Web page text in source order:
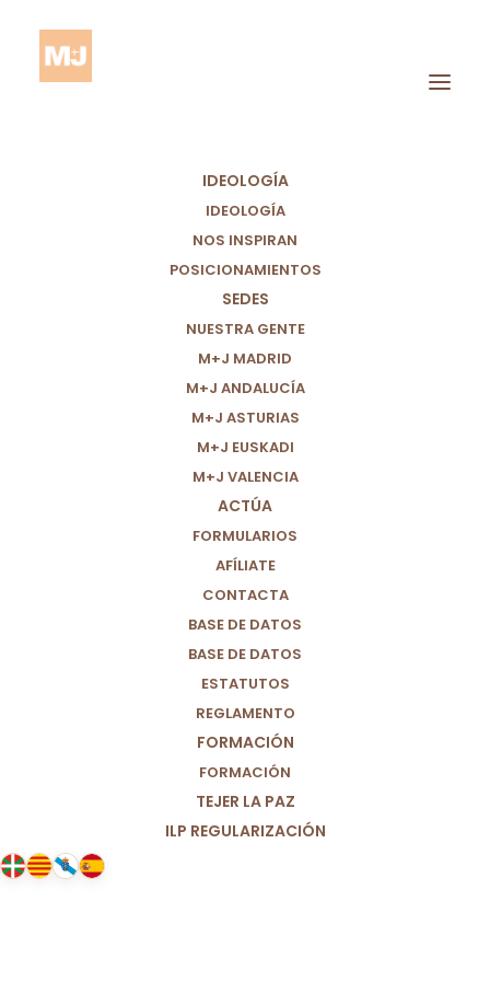
IDEOLOGÍA
IDEOLOGÍA
NOS INSPIRAN
POSICIONAMIENTOS
SEDES
NUESTRA GENTE
M+J MADRID
M+J ANDALUCÍA
M+J ASTURIAS
M+J EUSKADI
M+J VALENCIA
ACTÚA
FORMULARIOS
AFÍLIATE
CONTACTA
BASE DE DATOS
BASE DE DATOS
ESTATUTOS
REGLAMENTO
FORMACIÓN
FORMACIÓN
TEJER LA PAZ
ILP REGULARIZACIÓN
Dolor